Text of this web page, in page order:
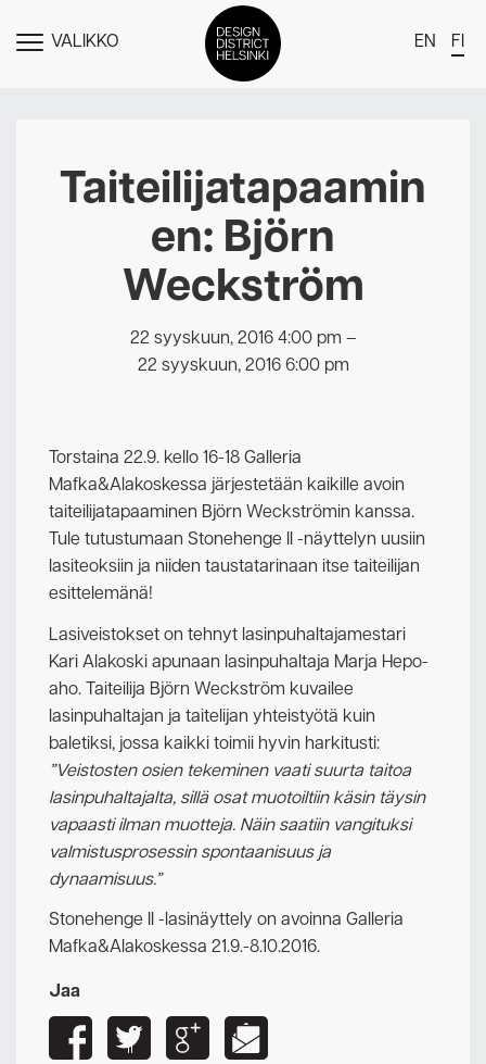
NÄYTÄVALIKKO EN FI
Jäsenet
Tapahtumat
Uutiset
Medialle
Meistä
Design District Helsingin jäsenyydestä
Taiteilijatapaamin
en: Björn
Weckström
22 syyskuun, 2016 4:00 pm –
22 syyskuun, 2016 6:00 pm
Torstaina 22.9. kello 16-18 Galleria
Mafka&Alakoskessa järjestetään kaikille avoin
taiteilijatapaaminen Björn Weckströmin kanssa.
Tule tutustumaan Stonehenge II -näyttelyn uusiin
lasiteoksiin ja niiden taustatarinaan itse taiteilijan
esittelemänä!
Lasiveistokset on tehnyt lasinpuhaltajamestari
Kari Alakoski apunaan lasinpuhaltaja Marja Hepo-
aho.Taiteilija Björn Weckström kuvailee
lasinpuhaltajan ja taitelijan yhteistyötä kuin
baletiksi, jossa kaikki toimii hyvin harkitusti:
”Veistosten osien tekeminen vaati suurta taitoa
lasinpuhaltajalta, sillä osat muotoiltiin käsin täysin
vapaasti ilman muotteja. Näin saatiin vangituksi
valmistusprosessin spontaanisuusja
dynaamisuus.”
Stonehenge II -lasinäyttely on avoinna Galleria
Mafka&Alakoskessa 21.9.-8.10.2016.
Jaa